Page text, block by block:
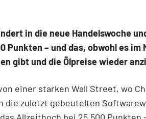
in die neue Handelswoche
Punkten – und das, obwohl es im
gibt und die Ölpreise wieder
einer starken Wall Street, wo
die zuletzt gebeutelten
Allzeithoch bei 25.500 Punkten